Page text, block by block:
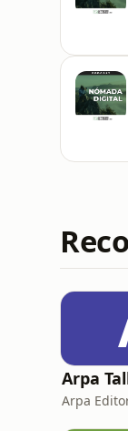
Arpa
Arpa